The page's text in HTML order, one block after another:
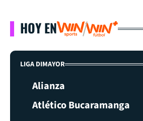
HOY EN
LIGA DIMAYOR
Alianza
Atlético Bucaramanga